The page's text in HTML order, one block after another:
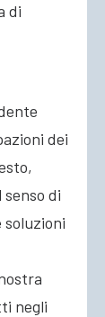
di
dei
di
soluzioni
negli